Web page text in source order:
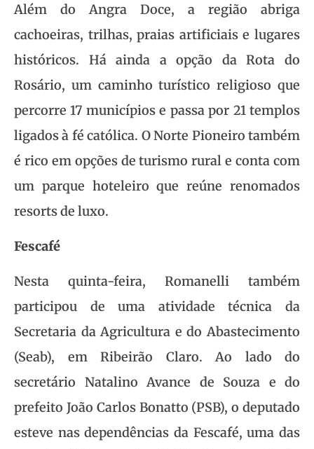
Além do Angra Doce, a região abriga
cachoeiras, trilhas, praias artificiais e lugares
históricos. Há ainda a opção da Rota do
Rosário, um caminho turístico religioso que
percorre 17 municípios e passa por 21 templos
ligados à fé católica. O Norte Pioneiro também
é rico em opções de turismo rural e conta com
um parque hoteleiro que reúne renomados
resorts de luxo.
Fescafé
Nesta quinta-feira, Romanelli também
participou de uma atividade técnica da
Secretaria da Agricultura e do Abastecimento
(Seab), em Ribeirão Claro. Ao lado do
secretário Natalino Avance de Souza e do
prefeito João Carlos Bonatto (PSB), o deputado
esteve nas dependências da Fescafé, uma das